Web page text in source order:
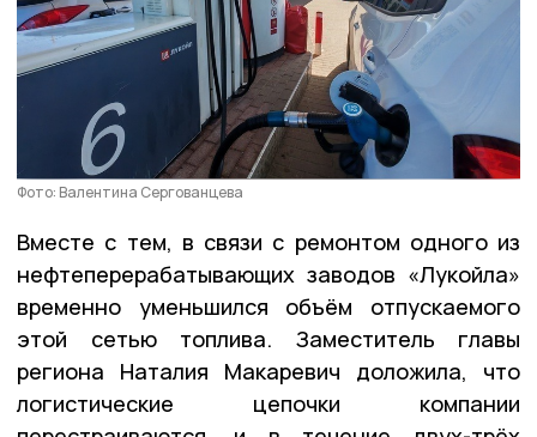
Фото: Валентина Сергованцева
Вместе с тем, в связи с ремонтом одного из
нефтеперерабатывающих заводов «Лукойла»
временно уменьшился объём отпускаемого
этой сетью топлива. Заместитель главы
региона Наталия Макаревич доложила, что
логистические цепочки компании